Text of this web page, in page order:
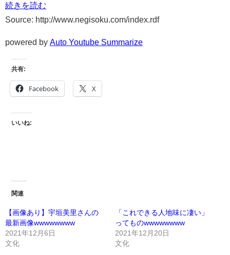
続きを読む
Source: http://www.negisoku.com/index.rdf
powered by Auto Youtube Summarize
共有:
Facebook X
いいね:
関連
【画像あり】宇垣美里さんの
最新画像wwwwwwww
2021年12月6日
文化
「これできる人地味に凄い」
ってものwwwwwwww
2021年12月20日
文化